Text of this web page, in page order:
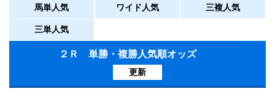
馬単人気 ワイド人気 三複人気
三単人気
２Ｒ 単勝・複勝人気順オッズ
更新